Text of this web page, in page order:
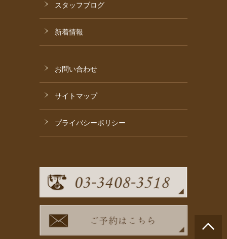
スタッフブログ
新着情報
お問い合わせ
サイトマップ
プライバシーポリシー